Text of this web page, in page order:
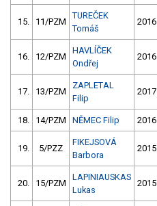
15. 11/PZM
TUREČEK
Tomáš
2016
16. 12/PZM
HAVLÍČEK
Ondřej
2016
17. 13/PZM
ZAPLETAL
Filip
2017
18. 14/PZM NĚMEC Filip 2016
19. 5/PZZ
FIKEJSOVÁ
Barbora
2015
20. 15/PZM
LAPINIAUSKAS
Lukas
2015